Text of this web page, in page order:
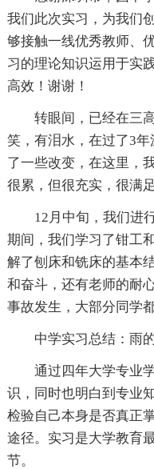
我们此次实习，为我们
够接触一线优秀教师、
习的理论知识运用于实
高效！谢谢！
转眼间，已经在三
笑，有泪水，在过了3
了一些改变，在这里，
很累，但很充实，很满
12月中旬，我们进
期间，我们学习了钳工
解了刨床和铣床的基本
和奋斗，还有老师的耐
事故发生，大部分同学
中学实习总结：雨
通过四年大学专业
识，同时也明白到专业
检验自己本身是否真正
途径。实习是大学教育
节。